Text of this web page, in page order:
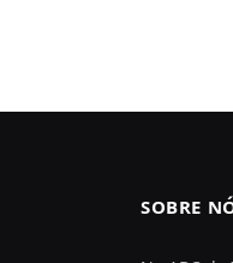
SOBRE